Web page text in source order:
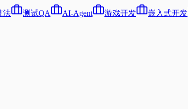
法 测试QA AI-Agent 游戏开发 嵌入式开发